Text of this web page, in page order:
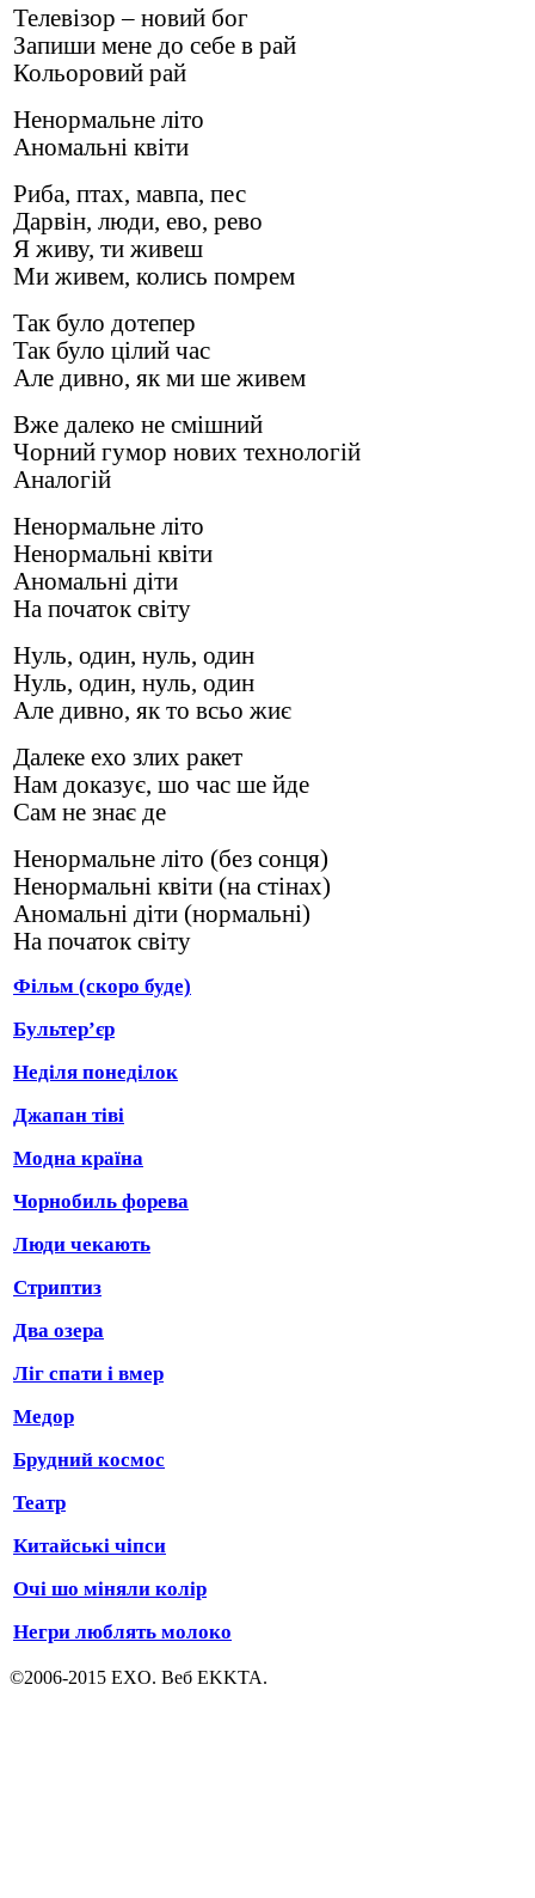
Телевізор – новий бог
Запиши мене до себе в рай
Кольоровий рай
Ненормальне літо
Аномальні квіти
Риба, птах, мавпа, пес
Дарвін, люди, ево, рево
Я живу, ти живеш
Ми живем, колись помрем
Так було дотепер
Так було цілий час
Але дивно, як ми ше живем
Вже далеко не смішний
Чорний гумор нових технологій
Аналогій
Ненормальне літо
Ненормальні квіти
Аномальні діти
На початок світу
Нуль, один, нуль, один
Нуль, один, нуль, один
Але дивно, як то всьо жиє
Далеке ехо злих ракет
Нам доказує, шо час ше йде
Сам не знає де
Ненормальне літо (без сонця)
Ненормальні квіти (на стінах)
Аномальні діти (нормальні)
На початок світу
Фільм (скоро буде)
Бультер’єр
Неділя понеділок
Джапан тіві
Модна країна
Чорнобиль форева
Люди чекають
Стриптиз
Два озера
Ліг спати і вмер
Медор
Брудний космос
Театр
Китайські чіпси
Очі шо міняли колір
Негри люблять молоко
©2006-2015 EXO. Веб EKKTA.